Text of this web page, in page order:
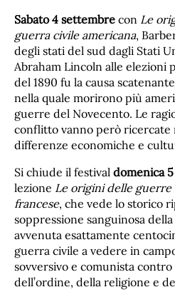
Sabato 4 settembre con Le
guerra civile americana,
degli stati del sud dagli Stati
Abraham Lincoln alle elezioni
del 1890 fu la causa
nella quale morirono più
guerre del Novecento. Le
conflitto vanno però ricercate
differenze economiche e
Si chiude il festival domenica
lezione Le origini delle guerre
francese, che vede lo storico
soppressione sanguinosa
avvenuta esattamente
guerra civile a vedere in
sovversivo e comunista
dell’ordine, della religione e